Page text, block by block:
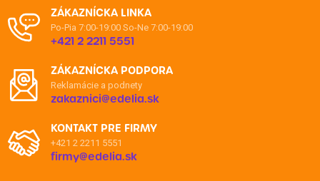
ZÁKAZNÍCKA LINKA
Po-Pia 7:00-19:00 So-Ne 7:00-19:00
+421 2 2211 5551
ZÁKAZNÍCKA PODPORA
Reklamácie a podnety
zakaznici@edelia.sk
KONTAKT PRE FIRMY
+421 2 2211 5551
firmy@edelia.sk